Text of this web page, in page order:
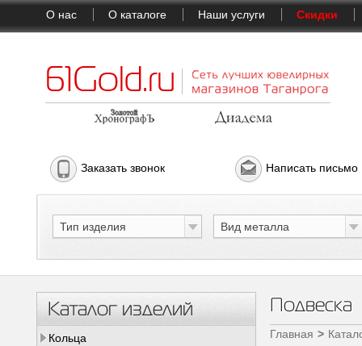
О нас О каталоге Наши услуги Скидки
Заказать звонок Написать письмо
Тип изделия Вид металла
Каталог изделий
Кольца
Подвеска
Главная